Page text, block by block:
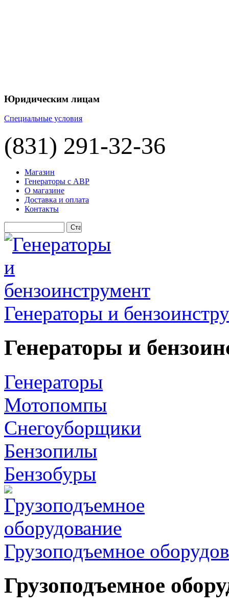
Юридическим лицам
Специальные условия
(831) 291-32-36
Магазин
Генераторы с АВР
О магазине
Доставка и оплата
Контакты
Генераторы и
Генераторы и
Генераторы
Мотопомпы
Снегоуборщики
Бензопилы
Бензобуры
Грузоподъемное
Грузоподъемное